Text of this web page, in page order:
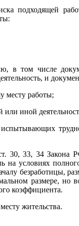
подходящей
в том числе
и
месту работы;
иной
ст. 30, 33, 34
условиях
безработицы,
размере,
коэффициента.
жительства.